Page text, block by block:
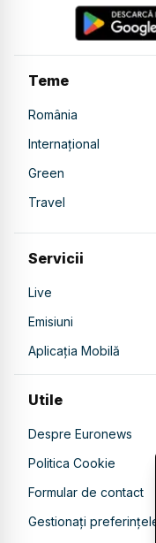
Teme
România
Internațional
Green
Travel
Servicii
Live
Emisiuni
Aplicația Mobilă
Utile
Despre Euronews
Politica Cookie
Formular de contact
Gestionați preferințele